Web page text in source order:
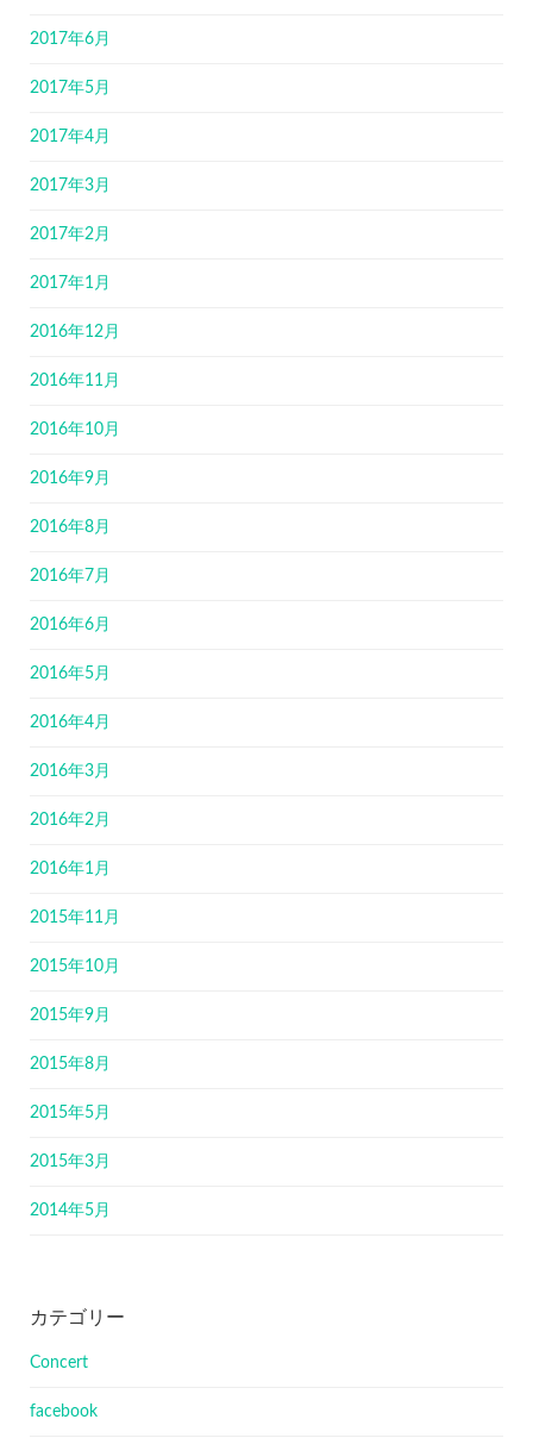
2017年6月
2017年5月
2017年4月
2017年3月
2017年2月
2017年1月
2016年12月
2016年11月
2016年10月
2016年9月
2016年8月
2016年7月
2016年6月
2016年5月
2016年4月
2016年3月
2016年2月
2016年1月
2015年11月
2015年10月
2015年9月
2015年8月
2015年5月
2015年3月
2014年5月
カテゴリー
Concert
facebook